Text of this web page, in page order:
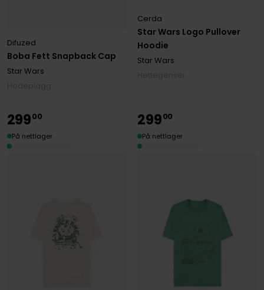
Boba Fett Snapback Cap
Difuzed
Star Wars
Star Wars Logo Pullover
Hoodie
Cerda
Star Wars
29900
På nettlager
29900
På nettlager